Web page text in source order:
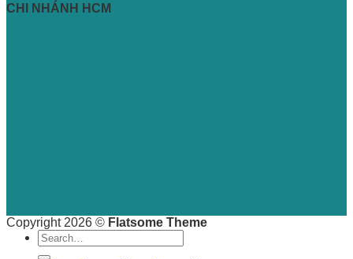
CHI NHÁNH HCM
Copyright 2026 © Flatsome Theme
Search
for: